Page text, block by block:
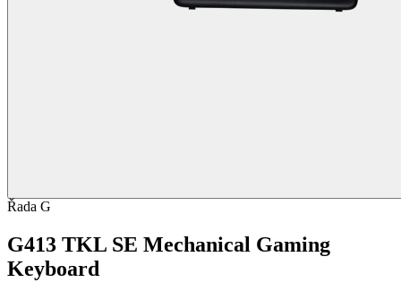
Řada G
G413 TKL SE Mechanical Gaming
Keyboard